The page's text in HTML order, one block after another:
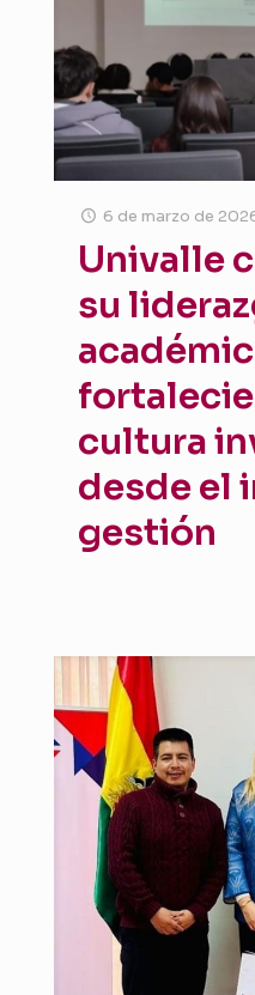
6 de marzo de
Univalle
su
cultura
desde el
gestión